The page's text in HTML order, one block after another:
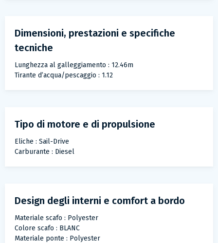
Dimensioni, prestazioni e specifiche
tecniche
Lunghezza al galleggiamento : 12.46m
Tirante d’acqua/pescaggio : 1.12
Tipo di motore e di propulsione
Eliche : Sail-Drive
Carburante : Diesel
Design degli interni e comfort a bordo
Materiale scafo : Polyester
Colore scafo : BLANC
Materiale ponte : Polyester